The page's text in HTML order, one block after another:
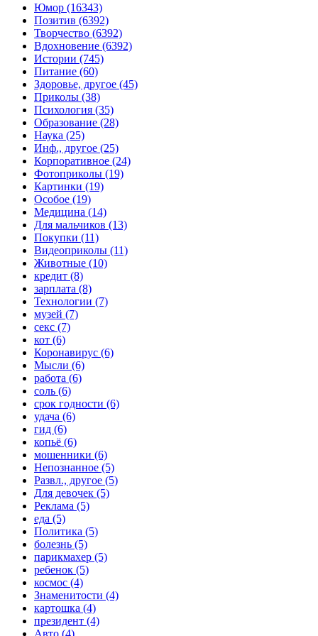
Юмор (16343)
Позитив (6392)
Творчество (6392)
Вдохновение (6392)
Истории (745)
Питание (60)
Здоровье, другое (45)
Приколы (38)
Психология (35)
Образование (28)
Наука (25)
Инф., другое (25)
Корпоративное (24)
Фотоприколы (19)
Картинки (19)
Особое (19)
Медицина (14)
Для мальчиков (13)
Покупки (11)
Видеоприколы (11)
Животные (10)
кредит (8)
зарплата (8)
Технологии (7)
музей (7)
секс (7)
кот (6)
Коронавирус (6)
Мысли (6)
работа (6)
соль (6)
срок годности (6)
удача (6)
гид (6)
копьё (6)
мошенники (6)
Непознанное (5)
Развл., другое (5)
Для девочек (5)
Реклама (5)
еда (5)
Политика (5)
болезнь (5)
парикмахер (5)
ребенок (5)
космос (4)
Знаменитости (4)
картошка (4)
президент (4)
Авто (4)